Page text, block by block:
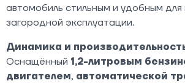
автомобиль стильным и удобным для
загородной эксплуатации.
Динамика и
Оснащённый 1,2-литровым
двигателем, автоматической